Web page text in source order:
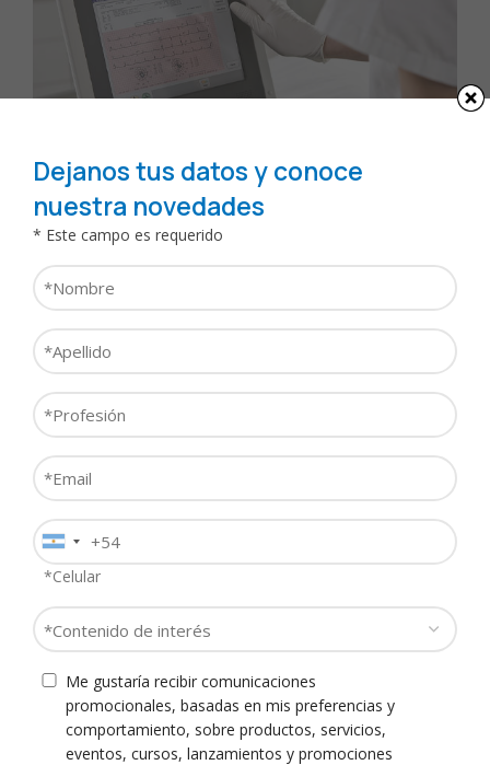
Comunicación bidireccional
Flexibilidad para ajustarse a la infraestructura de IT
existente de la Institución. Descarga rápida de las listas de
trabajo y datos de filiación mediante LAN inalámbrica a
través de las comunicaciones estándar XML, HL7 y DICOM.
Recuperación sencilla de las solicitudes de ECG de su
obtenidos en formato DICOM en su PACS.
Dejanos tus datos y conoce
nuestra novedades
* Este campo es requerido
Nombre
*
Apellido
*
Profesión
*
Email
*
Teléfono
*
*Celular
Contenido
de
interés
Consentimiento
Me gustaría recibir comunicaciones
promocionales, basadas en mis preferencias y
comportamiento, sobre productos, servicios,
eventos, cursos, lanzamientos y promociones